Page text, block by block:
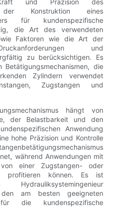
und Präzision des
Konstruktion eines
für kundenspezifische
die Art des verwendeten
Faktoren wie die Art der
und
zu berücksichtigen. Es
die
Zylindern verwendet
Zugstangen und
hängt von
der Belastbarkeit und den
Anwendung
hohe Präzision und Kontrolle
während Anwendungen mit
einer Zugstangen- oder
profitieren können. Es ist
den am besten geeigneten
für die kundenspezifische